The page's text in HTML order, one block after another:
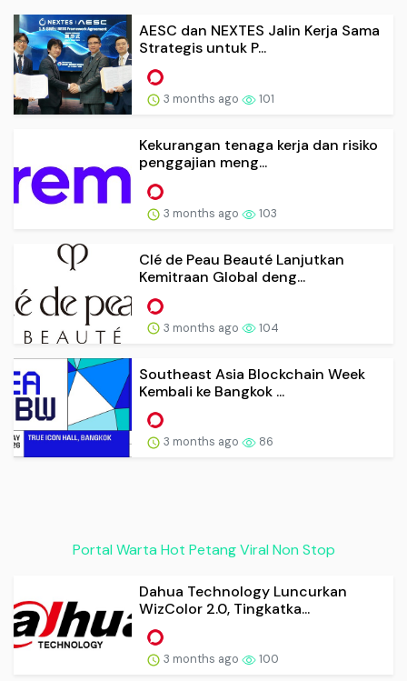
AESC dan NEXTES Jalin Kerja Sama
Strategis untuk P...
3 months ago 101
Kekurangan tenaga kerja dan risiko
penggajian meng...
3 months ago 103
Clé de Peau Beauté Lanjutkan
Kemitraan Global deng...
3 months ago 104
Southeast Asia Blockchain Week
Kembali ke Bangkok ...
3 months ago 86
Portal Warta Hot Petang Viral Non Stop
Dahua Technology Luncurkan
WizColor 2.0, Tingkatka...
3 months ago 100